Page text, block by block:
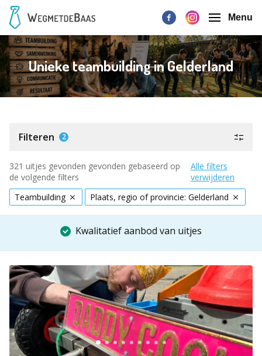
Menu
Unieke teambuilding in Gelderland
Filteren 2
321 uitjes gevonden gevonden gebaseerd op
de volgende filters
Alle filters
verwijderen
Teambuilding
Plaats, regio of provincie: Gelderland
Kwalitatief aanbod van uitjes